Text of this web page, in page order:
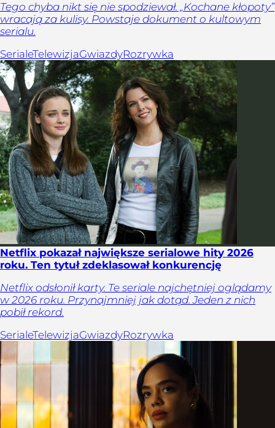
Tego chyba nikt się nie spodziewał. „Kochane kłopoty”
wracają za kulisy. Powstaje dokument o kultowym
serialu.
SerialeTelewizjaGwiazdyRozrywka
Netflix pokazał największe serialowe hity 2026
roku. Ten tytuł zdeklasował konkurencję
Netflix odsłonił karty. Te seriale najchętniej oglądamy
w 2026 roku. Przynajmniej jak dotąd. Jeden z nich
pobił rekord.
SerialeTelewizjaGwiazdyRozrywka